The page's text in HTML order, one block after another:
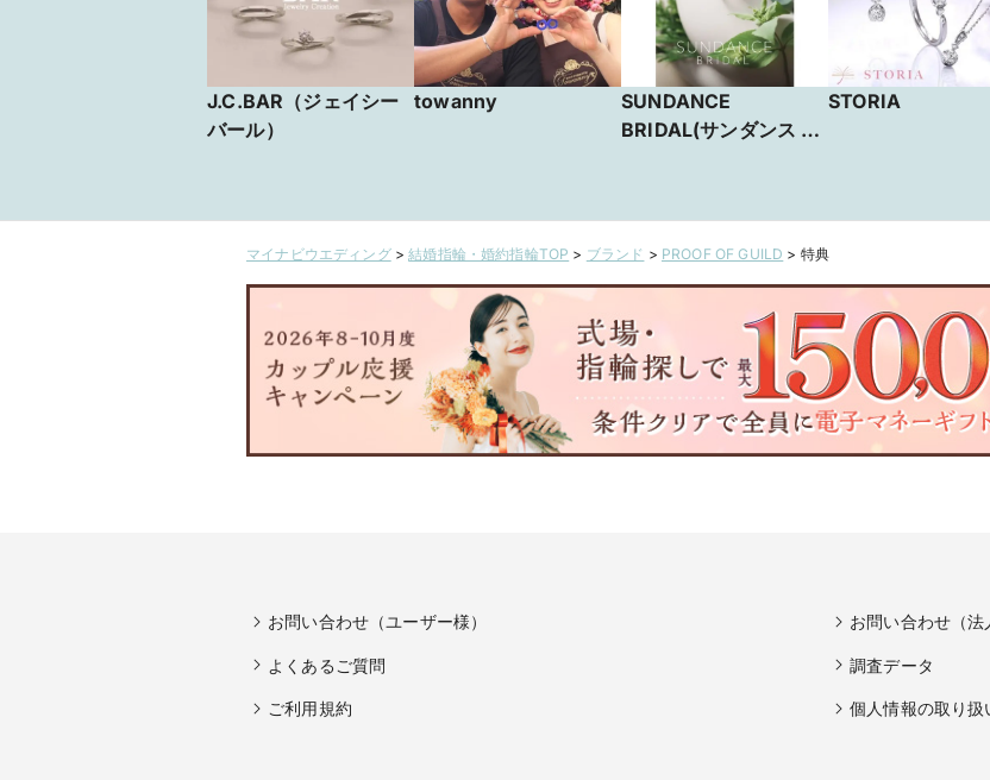
J.C.BAR（ジェイシー
バール）
towanny
SUNDANCE
BRIDAL(サンダンス ブ
STORIA
マイナビウエディング>結婚指輪・婚約指輪TOP > ブランド > PROOF OF GUILD > 特典
お問い合わせ（ユーザー様） お問い合わせ（法
よくあるご質問 調査データ
ご利用規約 個人情報の取り扱